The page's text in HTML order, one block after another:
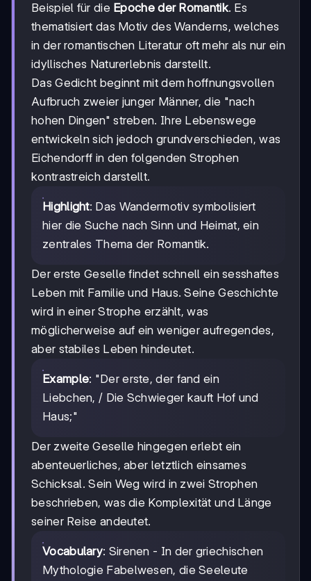
Beispiel für die Epoche der Romantik. Es
thematisiert das Motiv des Wanderns, welches
in der romantischen Literatur oft mehr als nur ein
idyllisches Naturerlebnis darstellt.
Das Gedicht beginnt mit dem hoffnungsvollen
Aufbruch zweier junger Männer, die "nach
hohen Dingen" streben. Ihre Lebenswege
entwickeln sich jedoch grundverschieden, was
Eichendorff in den folgenden Strophen
kontrastreich darstellt.
Highlight: Das Wandermotiv symbolisiert
hier die Suche nach Sinn und Heimat, ein
zentrales Thema der Romantik.
Der erste Geselle findet schnell ein sesshaftes
Leben mit Familie und Haus. Seine Geschichte
wird in einer Strophe erzählt, was
möglicherweise auf ein weniger aufregendes,
aber stabiles Leben hindeutet.
Example: "Der erste, der fand ein
Liebchen, / Die Schwieger kauft Hof und
Haus;"
Der zweite Geselle hingegen erlebt ein
abenteuerliches, aber letztlich einsames
Schicksal. Sein Weg wird in zwei Strophen
beschrieben, was die Komplexität und Länge
seiner Reise andeutet.
Vocabulary: Sirenen - In der griechischen
Mythologie Fabelwesen, die Seeleute